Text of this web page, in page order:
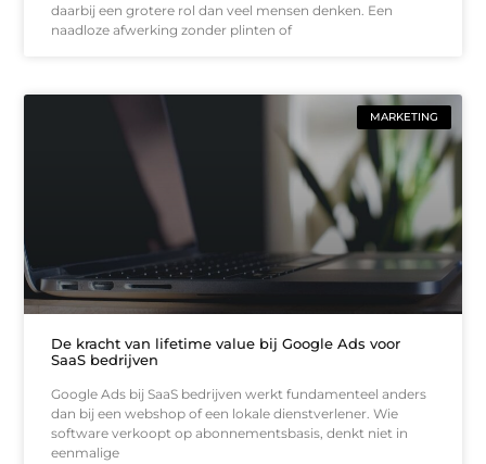
daarbij een grotere rol dan veel mensen denken. Een
naadloze afwerking zonder plinten of
MARKETING
De kracht van lifetime value bij Google Ads voor
SaaS bedrijven
Google Ads bij SaaS bedrijven werkt fundamenteel anders
dan bij een webshop of een lokale dienstverlener. Wie
software verkoopt op abonnementsbasis, denkt niet in
eenmalige